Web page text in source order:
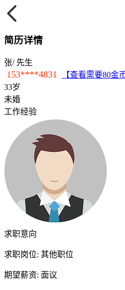
简历详情
张/ 先生
153****4831
【查看需要80金
33岁
未婚
工作经验
求职意向
求职岗位: 其他职位
期望薪资: 面议